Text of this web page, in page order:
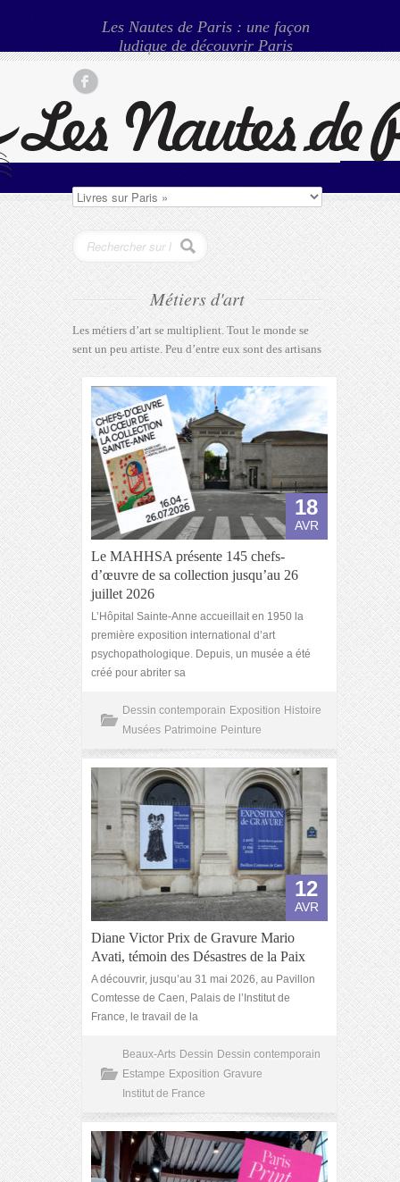
Les Nautes de Paris : une façon
ludique de découvrir Paris
Métiers d'art
Les métiers d’art se multiplient. Tout le monde se
sent un peu artiste. Peu d’entre eux sont des artisans
18
AVR
Le MAHHSA présente 145 chefs-
d’œuvre de sa collection jusqu’au 26
juillet 2026
L’Hôpital Sainte-Anne accueillait en 1950 la
première exposition international d’art
psychopathologique. Depuis, un musée a été
créé pour abriter sa
Dessin contemporain Exposition Histoire
Musées Patrimoine Peinture
12
AVR
Diane Victor Prix de Gravure Mario
Avati, témoin des Désastres de la Paix
A découvrir, jusqu’au 31 mai 2026, au Pavillon
Comtesse de Caen, Palais de l’Institut de
France, le travail de la
Beaux-Arts Dessin Dessin contemporain
Estampe Exposition Gravure
Institut de France